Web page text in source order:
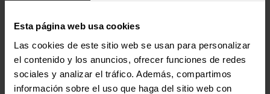
Esta página web usa cookies
Las cookies de este sitio web se usan para personalizar
el contenido y los anuncios, ofrecer funciones de redes
sociales y analizar el tráfico. Además, compartimos
información sobre el uso que haga del sitio web con
Material de la carcasa